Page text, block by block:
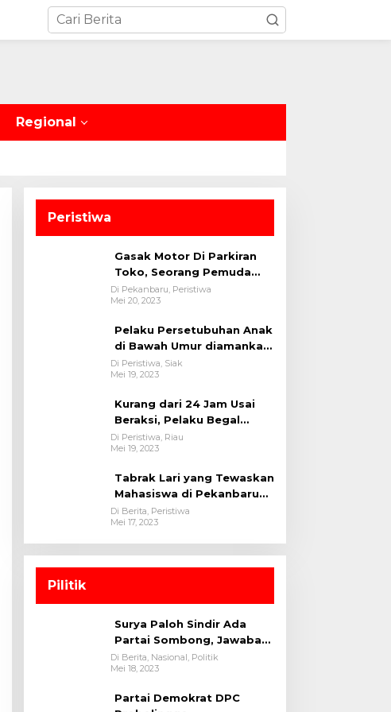
Regional
Peristiwa
Gasak Motor Di Parkiran
Toko, Seorang Pemuda
Diamankan Polsek Bukit
Raya
Di Pekanbaru, Peristiwa
Mei 20, 2023
Pelaku Persetubuhan Anak
di Bawah Umur diamankan
oleh tim Opsnal Polsek
Tualang-Polres Siak-Polda
Di Peristiwa, Siak
Mei 19, 2023
Kurang dari 24 Jam Usai
Beraksi, Pelaku Begal
Berhasil Di Bekuk
Satreskrim Polres
Di Peristiwa, Riau
Mei 19, 2023
Tabrak Lari yang Tewaskan
Mahasiswa di Pekanbaru
Ditangkap Polisi
Di Berita, Peristiwa
Mei 17, 2023
Pilitik
Surya Paloh Sindir Ada
Partai Sombong, Jawaban
Megawati
Di Berita, Nasional, Politik
Mei 18, 2023
Partai Demokrat DPC